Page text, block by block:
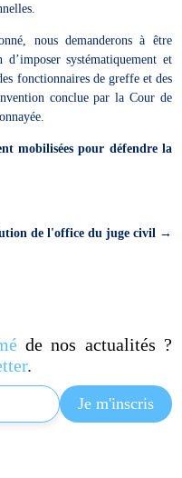
nous demanderons à être
systématiquement et
fonctionnaires de greffe et des
conclue par la Cour de
mobilisées pour défendre la
de l'office du juge civil →
de nos actualités ?
.